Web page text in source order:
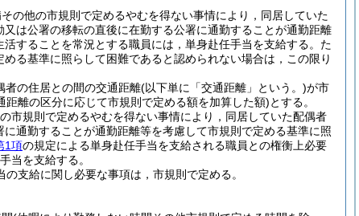
の他の市規則で定めるやむを得ない事情により，同居していた
は公署の移転の直後に在勤する公署に通勤することが通勤距離
することを常況とする職員には，単身赴任手当を支給する。 た
る基準に照らして困難であると認められない場合は，この限り
者の住居との間の交通距離(以下単に「交通距離」という。)が市
離の区分に応じて市規則で定める額を加算した額)とする。
市規則で定めるやむを得ない事情により，同居していた配偶者
通勤することが通勤距離等を考慮して市規則で定める基準に照
1項の規定による単身赴任手当を支給される職員との権衡上必要
当を支給する。
支給に関し必要な事項は，市規則で定める。